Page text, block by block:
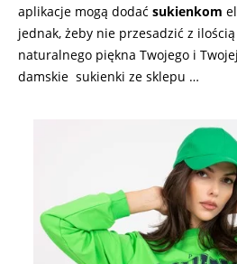
aplikacje mogą dodać sukienkom
jednak, żeby nie przesadzić z
naturalnego piękna Twojego i
damskie sukienki ze sklepu …